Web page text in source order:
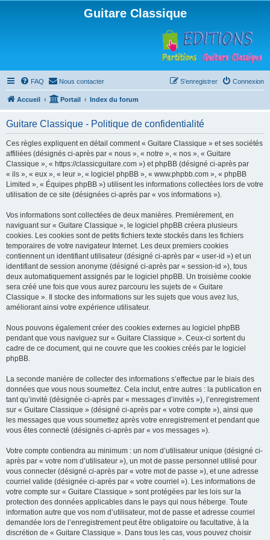
Guitare Classique
FAQ Nous contacter Connexion
S’enregistrer
Accueil Portail Index du forum
Guitare Classique - Politique de confidentialité
Ces règles expliquent en détail comment « Guitare Classique » et ses sociétés
affiliées (désignés ci-après par « nous », « notre », « nos », « Guitare
Classique », « https://classicguitare.com ») et phpBB (désigné ci-après par
« ils », « eux », « leur », « logiciel phpBB », « www.phpbb.com », « phpBB
Limited », « Équipes phpBB ») utilisent les informations collectées lors de votre
utilisation de ce site (désignées ci-après par « vos informations »).
Vos informations sont collectées de deux manières. Premièrement, en
naviguant sur « Guitare Classique », le logiciel phpBB créera plusieurs
cookies. Les cookies sont de petits fichiers texte stockés dans les fichiers
temporaires de votre navigateur Internet. Les deux premiers cookies
contiennent un identifiant utilisateur (désigné ci-après par « user-id ») et un
identifiant de session anonyme (désigné ci-après par « session-id »), tous
deux automatiquement assignés par le logiciel phpBB. Un troisième cookie
sera créé une fois que vous aurez parcouru les sujets de « Guitare
Classique ». Il stocke des informations sur les sujets que vous avez lus,
améliorant ainsi votre expérience utilisateur.
Nous pouvons également créer des cookies externes au logiciel phpBB
pendant que vous naviguez sur « Guitare Classique ». Ceux-ci sortent du
cadre de ce document, qui ne couvre que les cookies créés par le logiciel
phpBB.
La seconde manière de collecter des informations s’effectue par le biais des
données que vous nous soumettez. Cela inclut, entre autres : la publication en
tant qu’invité (désignée ci-après par « messages d’invités »), l’enregistrement
sur « Guitare Classique » (désigné ci-après par « votre compte »), ainsi que
les messages que vous soumettez après votre enregistrement et pendant que
vous êtes connecté (désignés ci-après par « vos messages »).
Votre compte contiendra au minimum : un nom d’utilisateur unique (désigné ci-
après par « votre nom d’utilisateur »), un mot de passe personnel utilisé pour
vous connecter (désigné ci-après par « votre mot de passe »), et une adresse
courriel valide (désignée ci-après par « votre courriel »). Les informations de
votre compte sur « Guitare Classique » sont protégées par les lois sur la
protection des données applicables dans le pays qui nous héberge. Toute
information autre que vos nom d’utilisateur, mot de passe et adresse courriel
demandée lors de l’enregistrement peut être obligatoire ou facultative, à la
discrétion de « Guitare Classique ». Dans tous les cas, vous pouvez choisir